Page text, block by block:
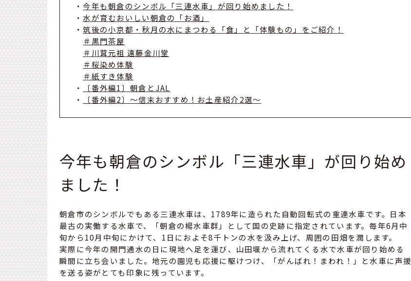
・今年も朝倉のシンボル「三連水車」が回り始めました！
・水が育むおいしい朝倉の「お酒」
・筑後の小京都・秋月の水にまつわる「食」と「体験もの」をご紹介！
＃黒門茶屋
＃川茸元祖 遠藤金川堂
＃桜染め体験
＃紙すき体験
・
〔番外編1〕朝倉とJAL
・
〔番外編2〕～信末おすすめ！お土産紹介2選～
今年も朝倉のシンボル「三連水車」が回り始め
ました！
朝倉市のシンボルでもある三連水車は、1789年に造られた自動回転式の重連水車です。日本
最古の実働する水車で、「朝倉の楊水車群」として国の史跡に指定されています。毎年6月中
旬から10月中旬にかけて、1日におよそ8千トンの水を汲み上げ、周囲の田畑を潤します。
実際に今年の開門通水の日に現地へ足を運び、山田堰から流れてくる水で水車が回り始める
瞬間に立ち会いました。地元の園児も応援に駆けつけ、「がんばれ！まわれ！」と水車に声援
を送る姿がとても印象に残っています。